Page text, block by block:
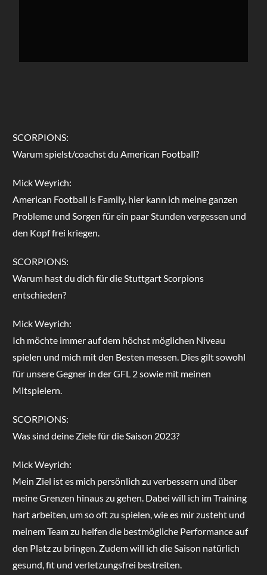
SCORPIONS:
Warum spielst/coachst du American Football?
Mick Weyrich:
American Football is Family, hier kann ich meine ganzen
Probleme und Sorgen für ein paar Stunden vergessen und
den Kopf frei kriegen.
SCORPIONS:
Warum hast du dich für die Stuttgart Scorpions
entschieden?
Mick Weyrich:
Ich möchte immer auf dem höchst möglichen Niveau
spielen und mich mit den Besten messen. Dies gilt sowohl
für unsere Gegner in der GFL 2 sowie mit meinen
Mitspielern.
SCORPIONS:
Was sind deine Ziele für die Saison 2023?
Mick Weyrich:
Mein Ziel ist es mich persönlich zu verbessern und über
meine Grenzen hinaus zu gehen. Dabei will ich im Training
hart arbeiten, um so oft zu spielen, wie es mir zusteht und
meinem Team zu helfen die bestmögliche Performance auf
den Platz zu bringen. Zudem will ich die Saison natürlich
gesund, fit und verletzungsfrei bestreiten.